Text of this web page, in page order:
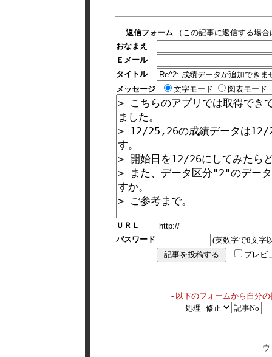
返信フォーム （この記事に返信する場
おなまえ
Ｅメール
タイトル
メッセージ
文字モード 図表モード
ＵＲＬ
パスワード
(英数字で8文字
プレビ
- 以下のフォームから自分
処理
記事No